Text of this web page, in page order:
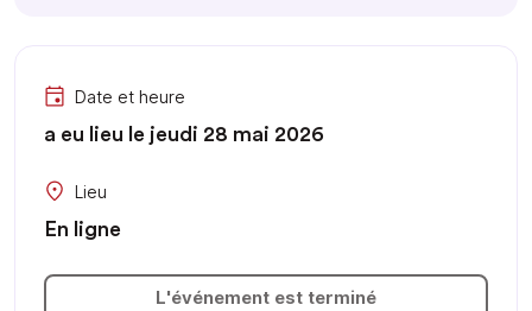
Date et heure
a eu lieu le jeudi 28 mai 2026
Lieu
En ligne
L'événement est terminé